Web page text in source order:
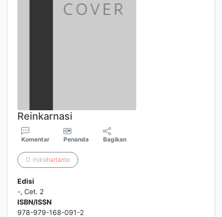
Reinkarnasi
Komentar Penanda Bagikan
D. Indrahartanto
Edisi
-, Cet. 2
ISBN/ISSN
978-979-168-091-2